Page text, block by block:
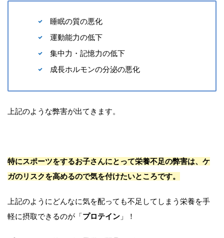
睡眠の質の悪化
運動能力の低下
集中力・記憶力の低下
成長ホルモンの分泌の悪化
上記のような弊害が出てきます。
特にスポーツをするお子さんにとって栄養不足の弊害は、ケ
ガのリスクを高めるので気を付けたいところです。
上記のようにどんなに気を配っても不足してしまう栄養を手
軽に摂取できるのが「プロテイン 」！